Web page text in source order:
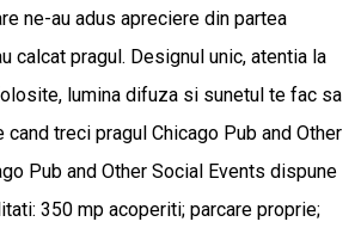
ne-au adus apreciere din partea
calcat pragul. Designul unic, atentia la
lumina difuza si sunetul te fac sa
treci pragul Chicago Pub and Other
Pub and Other Social Events dispune
350 mp acoperiti; parcare proprie;